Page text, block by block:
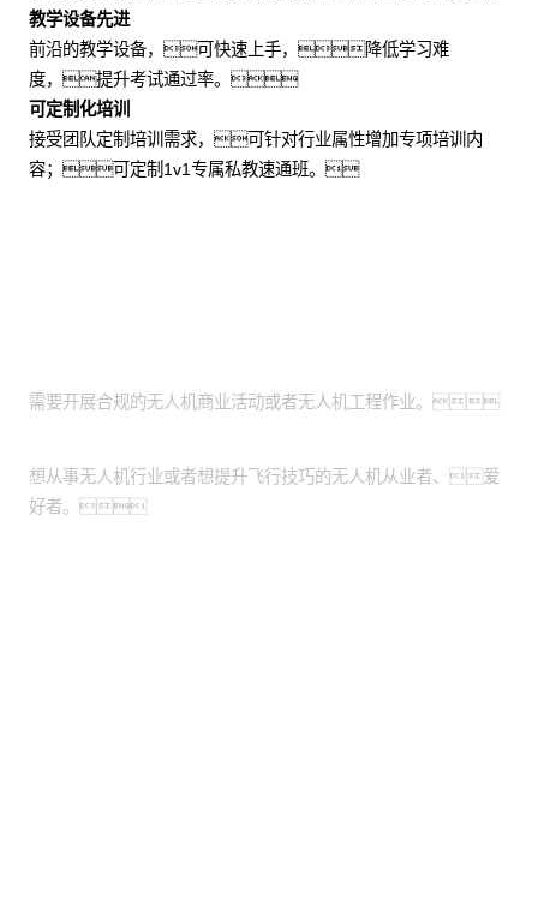
教学设备先进
前沿的教学设备，可快速上手，降低学习难
度，提升考试通过率。
可定制化培训
接受团队定制培训需求，可针对行业属性增加专项培训内
容；可定制1v1专属私教速通班。
需要开展合规的无人机商业活动或者无人机工程作业。
想从事无人机行业或者想提升飞行技巧的无人机从业者、爱
好者。